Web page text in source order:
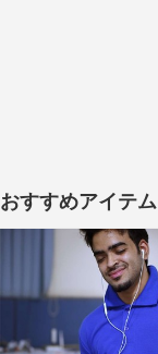
おすすめアイテム